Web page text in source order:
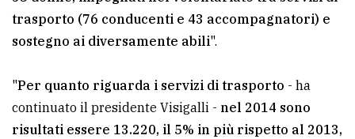
trasporto (76 conducenti e 43 accompagnatori) e
sostegno ai diversamente abili".
"Per quanto riguarda i servizi di trasporto - ha
continuato il presidente Visigalli - nel 2014 sono
risultati essere 13.220, il 5% in più rispetto al 2013,